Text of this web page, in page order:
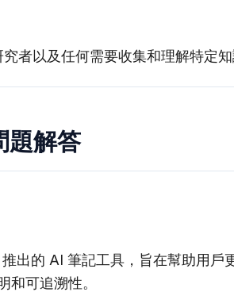
者以及任何需要收集和理解特定
解答
出的 AI 筆記工具，旨在幫助用戶
和可追溯性。